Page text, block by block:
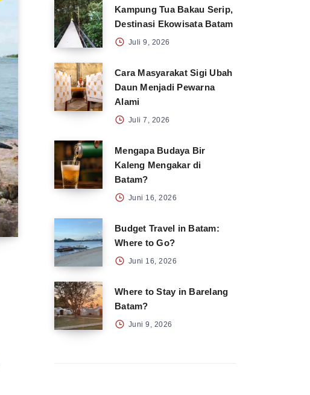
Kampung Tua Bakau Serip,
Destinasi Ekowisata Batam
Juli 9, 2026
Cara Masyarakat Sigi Ubah
Daun Menjadi Pewarna
Alami
Juli 7, 2026
Mengapa Budaya Bir
Kaleng Mengakar di
Batam?
Juni 16, 2026
Budget Travel in Batam:
Where to Go?
Juni 16, 2026
Where to Stay in Barelang
Batam?
Juni 9, 2026